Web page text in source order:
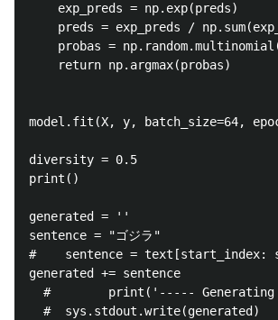
    exp_preds = np.exp(preds)
preds = exp_preds /
probas =
    return np.argmax(probas)
model.fit(X, y, batch_size=64,
diversity = 0.5
print()
generated = ''
sentence = "ゴジラ"
#    sentence = text[start_index:
generated += sentence
#        print('-----
  #  sys.stdout.write(generated)